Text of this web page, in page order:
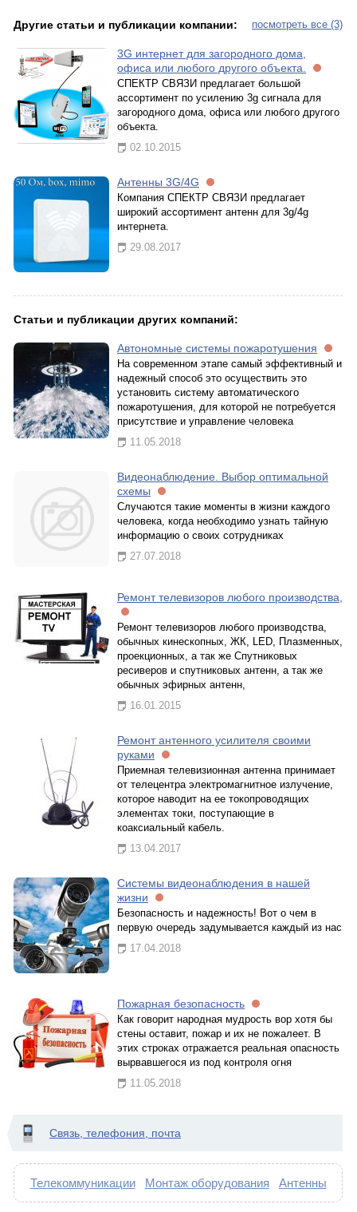
посмотреть все (3)
Другие статьи и публикации компании:
3G интернет для загородного дома,
офиса или любого другого объекта.
СПЕКТР СВЯЗИ предлагает большой
ассортимент по усилению 3g сигнала для
загородного дома, офиса или любого другого
объекта.
02.10.2015
Антенны 3G/4G
Компания СПЕКТР СВЯЗИ предлагает
широкий ассортимент антенн для 3g/4g
интернета.
29.08.2017
Статьи и публикации других компаний:
Автономные системы пожаротушения
На современном этапе самый эффективный и
надежный способ это осуществить это
установить систему автоматического
пожаротушения, для которой не потребуется
присутствие и управление человека
11.05.2018
Видеонаблюдение. Выбор оптимальной
схемы
Случаются такие моменты в жизни каждого
человека, когда необходимо узнать тайную
информацию о своих сотрудниках
27.07.2018
Ремонт телевизоров любого производства,
Ремонт телевизоров любого производства,
обычных кинескопных, ЖК, LED, Плазменных,
проекционных, а так же Спутниковых
ресиверов и спутниковых антенн, а так же
обычных эфирных антенн,
16.01.2015
Ремонт антенного усилителя своими
руками
Приемная телевизионная антенна принимает
от телецентра электромагнитное излучение,
которое наводит на ее токопроводящих
элементах токи, поступающие в
коаксиальный кабель.
13.04.2017
Системы видеонаблюдения в нашей
жизни
Безопасность и надежность! Вот о чем в
первую очередь задумывается каждый из нас
17.04.2018
Пожарная безопасность
Как говорит народная мудрость вор хотя бы
стены оставит, пожар и их не пожалеет. В
этих строках отражается реальная опасность
вырвавшегося из под контроля огня
11.05.2018
Связь, телефония, почта
Телекоммуникации Монтаж оборудования Антенны